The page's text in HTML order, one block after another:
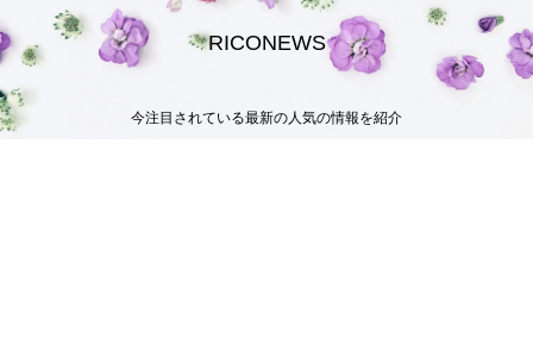
RICONEWS
今注目されている最新の人気の情報を紹介